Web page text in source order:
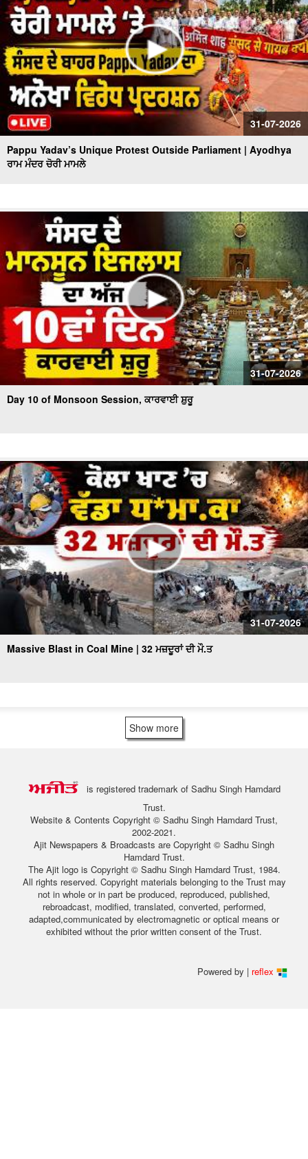
31-07-2026
Pappu Yadav’s Unique Protest Outside Parliament | Ayodhya
ਰਾਮ ਮੰਦਰ ਚੋਰੀ ਮਾਮਲੇ
31-07-2026
Day 10 of Monsoon Session, ਕਾਰਵਾਈ ਸ਼ੁਰੂ
31-07-2026
Massive Blast in Coal Mine | 32 ਮਜ਼ਦੂਰਾਂ ਦੀ ਮੌ.ਤ
Show more
is registered trademark of Sadhu Singh Hamdard
Trust.
Website & Contents Copyright © Sadhu Singh Hamdard Trust,
2002-2021.
Ajit Newspapers & Broadcasts are Copyright © Sadhu Singh
Hamdard Trust.
The Ajit logo is Copyright © Sadhu Singh Hamdard Trust, 1984.
All rights reserved. Copyright materials belonging to the Trust may
not in whole or in part be produced, reproduced, published,
rebroadcast, modified, translated, converted, performed,
adapted,communicated by electromagnetic or optical means or
exhibited without the prior written consent of the Trust.
Powered by | reflex